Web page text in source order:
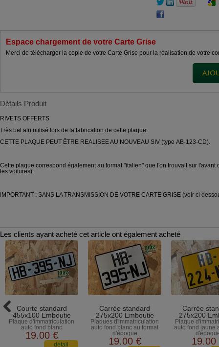
Espace chargement de votre Carte Grise
Merci de télécharger la copie de votre Carte Grise pour la réalisation de votre
Détails Produit
RIVETS OFFERTS
Très bel alu utilisé lors de la fabrication de cette plaque.
CETTE PLAQUE PEUT ÊTRE REALISEE AU NOUVEAU SIV (type AB-123-CD).
Cette plaque correspond également au format "italien" que l'on trouvait sur
les voitures).
IMPORTANT : SANS LA TRANSMISSION DE VOTRE CARTE GRISE (voir ci
Les clients ayant acheté cet article ont également acheté
Courte standard
455x100 Emboutie
Plaque d'immatriculation
auto fond blanc
19.00 €
Carrée standard
275x200 Emboutie
Plaques d'immatriculation
auto fond blanc au format
d'époque
19.00 €
Carrée
275x200
Plaque
auto fond jaune
19.00